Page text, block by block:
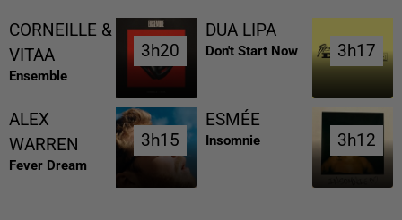
CORNEILLE &
VITAA
Ensemble
3h20
3h20
DUA LIPA
Don't Start Now 3h17
3h17
ALEX
WARREN
Fever Dream
3h15
3h15
ESMÉE
Insomnie 3h12
3h12